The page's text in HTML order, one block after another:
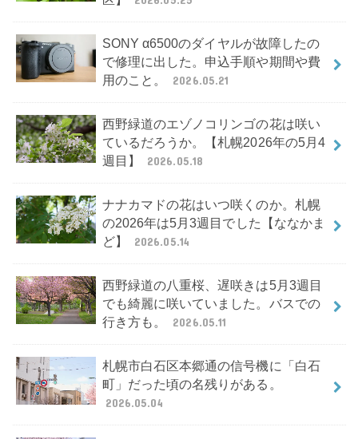
SONY α6500のダイヤルが故障したの
で修理に出した。申込手順や期間や費
用のこと。
2026.05.21
西野緑道のエゾノコリンゴの花は咲い
ているだろうか。【札幌2026年の5月4
週目】
2026.05.18
ナナカマドの花はいつ咲くのか。札幌
の2026年は5月3週目でした【ななかま
ど】
2026.05.14
西野緑道の八重桜、遅咲きは5月3週目
でも綺麗に咲いていました。バスでの
行き方も。
2026.05.11
札幌市白石区本郷通の信号機に「白石
町」だった頃の名残りがある。
2026.05.04